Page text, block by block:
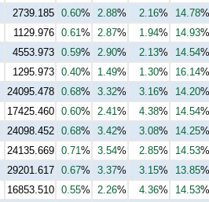
2739.185 0.60% 2.88% 2.16% 14.78%
1129.976 0.61 % 2.87% 1.94% 14.93%
4553.973 0.59% 2.90% 2.13% 14.54%
1295.973 0.40% 1.49% 1.30% 16.14%
24095.478 0.68% 3.32% 3.16% 14.20%
17425.460 0.60% 2.41 % 4.38% 14.54%
24098.452 0.68% 3.42% 3.08% 14.25%
24135.669 0.71 % 3.54% 2.85% 14.53%
29201.617 0.67% 3.37% 3.15% 13.85%
16853.510 0.55% 2.26% 4.36% 14.53%